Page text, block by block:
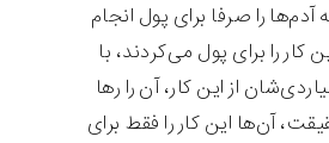
را صرفا برای پول انجام
کار را برای پول می‌کردند، با
از این کار، آن را رها
آن‌ها این کار را فقط برای